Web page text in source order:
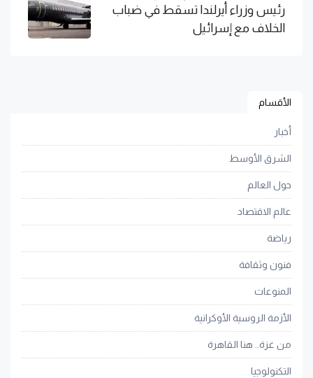
رئيس وزراء أيرلندا تسقط في ضباب
الخلاف مع إسرائيل
الأقسام
أخبار
الشرق الأوسط
حول العالم
عالم الاقتصاد
رياضة
فنون وثقافة
المنوعات
الأزمة الروسية الأوكرانية
من غزة.. هنا القاهرة
التكنولوجيا